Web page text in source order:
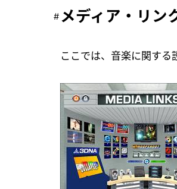
メディア・リン
ここでは、音楽に関する